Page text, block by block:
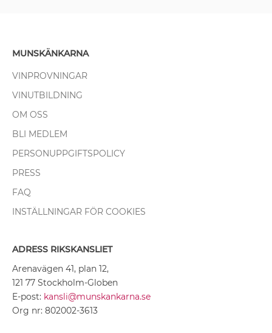
MUNSKÄNKARNA
VINPROVNINGAR
VINUTBILDNING
OM OSS
BLI MEDLEM
PERSONUPPGIFTSPOLICY
PRESS
FAQ
INSTÄLLNINGAR FÖR COOKIES
ADRESS RIKSKANSLIET
Arenavägen 41, plan 12,
121 77 Stockholm-Globen
E-post: kansli@munskankarna.se
Org nr: 802002-3613